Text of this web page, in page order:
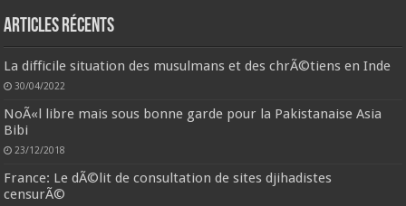
Articles récents
La difficile situation des musulmans et des chrÃ©tiens en Inde
30/04/2022
NoÃ«l libre mais sous bonne garde pour la Pakistanaise Asia
Bibi
23/12/2018
France: Le dÃ©lit de consultation de sites djihadistes
censurÃ©